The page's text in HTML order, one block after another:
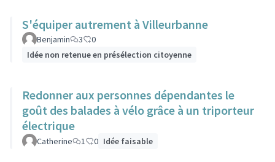
S'équiper autrement à Villeurbanne
Benjamin 3
0
Idée non retenue en présélection citoyenne
Redonner aux personnes dépendantes le
goût des balades à vélo grâce à un triporteur
électrique
Catherine 1 0 Idée faisable